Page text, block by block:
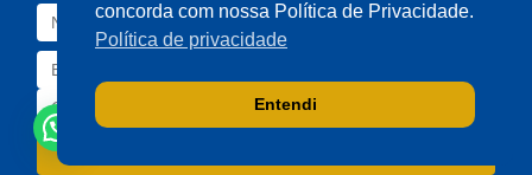
concorda com nossa Política de Privacidade.
Política de privacidade
Entendi